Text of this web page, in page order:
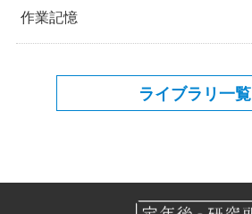
作業記憶
ライブラリ一覧